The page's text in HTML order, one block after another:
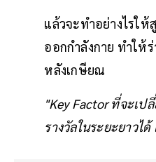
แล้วจะทำอย่างไรใ
ออกกำลังกาย ทำให้
หลังเกษียณ
"Key Factor ที่จะเ
รางวัลในระยะยาวไ